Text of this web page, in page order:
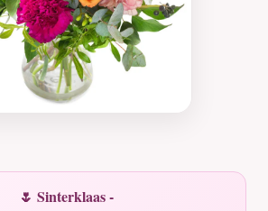
🌷 Sinterklaas -